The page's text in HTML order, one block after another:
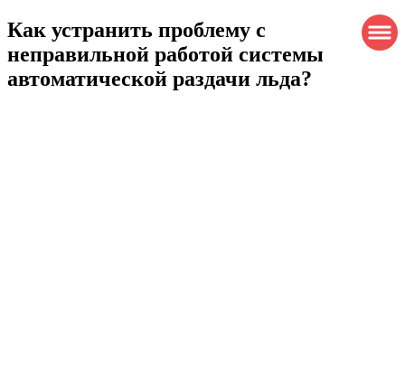
Как устранить проблему с
неправильной работой системы
автоматической раздачи льда?